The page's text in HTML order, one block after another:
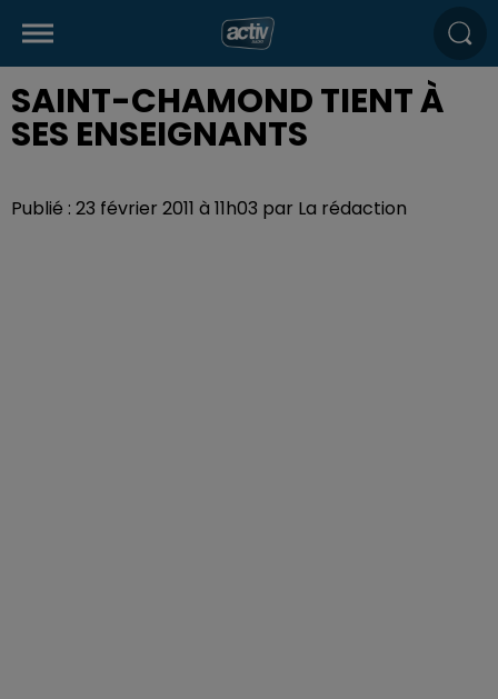
SAINT-CHAMOND TIENT À
SES ENSEIGNANTS
Publié : 23 février 2011 à 11h03 par La rédaction